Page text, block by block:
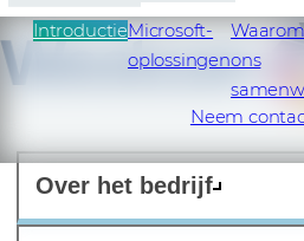
Over het bedrijf
IntroductieMicrosoft-
oplossingenons
Neem